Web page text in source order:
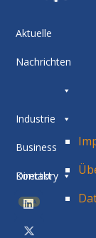
Aktuelle
Nachrichten
Industrie
Business
Directory
BETA
Kontakt